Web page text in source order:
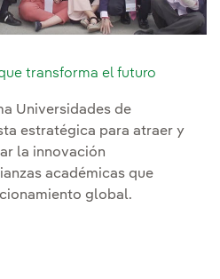
transforma el futuro
Universidades de
estratégica para atraer y
la innovación
académicas que
global.
U, la energía que
U, la energía que
U, la energía que